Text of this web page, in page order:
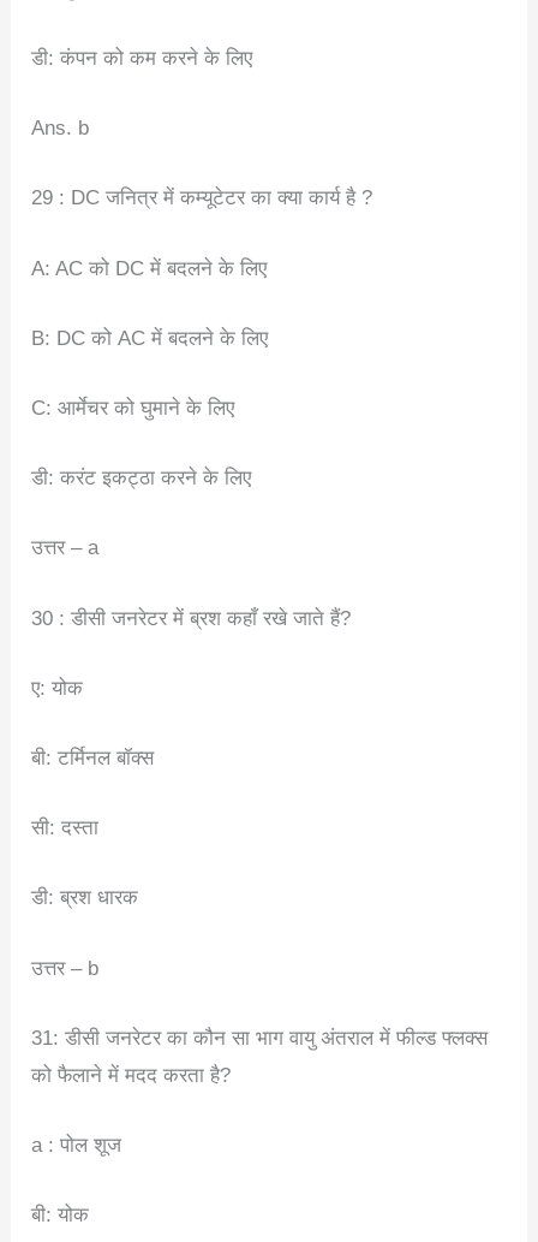
डी: कंपन को कम करने के लिए
Ans. b
29 : DC जनित्र में कम्यूटेटर का क्या कार्य है ?
A: AC को DC में बदलने के लिए
B: DC को AC में बदलने के लिए
C: आर्मेचर को घुमाने के लिए
डी: करंट इकट्ठा करने के लिए
उत्तर – a
30 : डीसी जनरेटर में ब्रश कहाँ रखे जाते हैं?
ए: योक
बी: टर्मिनल बॉक्स
सी: दस्ता
डी: ब्रश धारक
उत्तर – b
31: डीसी जनरेटर का कौन सा भाग वायु अंतराल में फील्ड फ्लक्स
को फैलाने में मदद करता है?
a : पोल शूज
बी: योक